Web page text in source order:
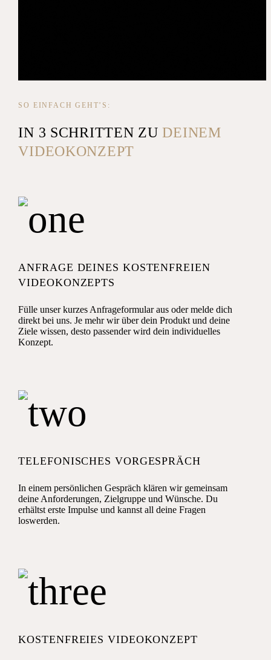
SO EINFACH GEHT’S:
IN 3 SCHRITTEN ZUDEINEM
VIDEOKONZEPT
ANFRAGE DEINES KOSTENFREIEN
VIDEOKONZEPTS
Fülle unser kurzes Anfrageformular aus oder melde dich
direkt bei uns. Je mehr wir über dein Produkt und deine
Ziele wissen, desto passender wird dein individuelles
Konzept.
TELEFONISCHES VORGESPRÄCH
In einem persönlichen Gespräch klären wir gemeinsam
deine Anforderungen, Zielgruppe und Wünsche. Du
erhältst erste Impulse und kannst all deine Fragen
loswerden.
KOSTENFREIES VIDEOKONZEPT